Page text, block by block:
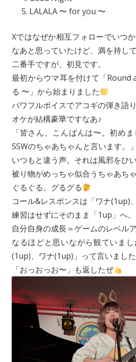
LALALA 〜 for you 〜
Xではなぜか相互フォローでいつ
なあと思っていたけど、満を持して
二番手ですが、初見です。
最初からウマ耳を付けて「Round
る 〜」から始まりました
パワフルボイスでアコギの弾き語
オケが結構豪華ですなあ♪
「皆さん、こんばんは〜。初め
SSWのちゃあちゃんと言います。」
いつもと違う声。それは風邪をひ
被り物がめっちゃ似合うちゃあちゃ
ぐるぐる。グるグる
コール&レスポンスは「ワナ(1up)
練習はせずにそのまま「1up」へ。
自分自身の成長＝ゲームのレベル
なるほどと思いながら観ていま
(1up)、ワナ(1up)」って言いました
「おっおっお〜」も返したぜ